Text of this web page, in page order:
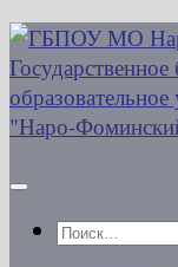
Перейти
к
содержимому
Найти: